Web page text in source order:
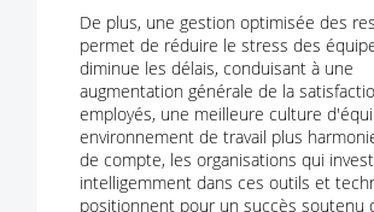
De plus, une gestion optimisée des
permet de réduire le stress des
diminue les délais, conduisant à une
augmentation générale de la
employés, une meilleure culture
environnement de travail plus
de compte, les organisations qui
intelligemment dans ces outils et
positionnent pour un succès soutenu